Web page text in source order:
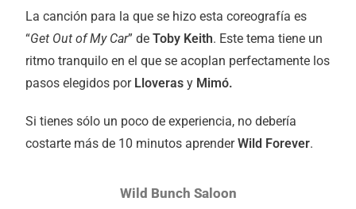
La canción para la que se hizo esta coreografía es
“Get Out of My Car” deToby Keith. Este tema tiene un
ritmo tranquilo en el que se acoplan perfectamente los
pasos elegidos por Lloverasy Mimó.
Si tienes sólo un poco de experiencia, no debería
costarte más de 10 minutos aprenderWild Forever.
Wild Bunch Saloon